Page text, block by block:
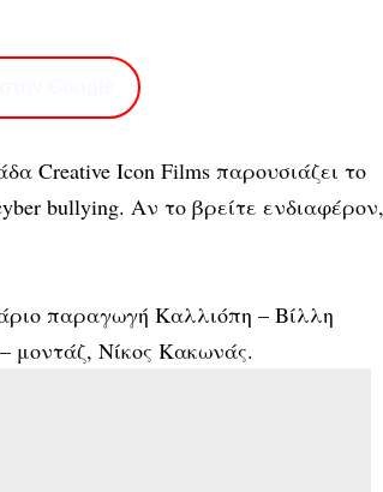
Creative Icon Films παρουσιάζει το
bullying. Αν το βρείτε ενδιαφέρον,
παραγωγή Καλλιόπη – Βίλλη
μοντάζ, Νίκος Κακωνάς.